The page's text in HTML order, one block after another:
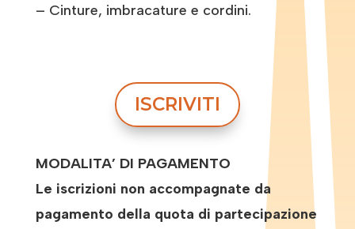
– Cinture, imbracature e cordini.
ISCRIVITI
MODALITA’ DI PAGAMENTO
Le iscrizioni non accompagnate da
pagamento della quota di partecipazione